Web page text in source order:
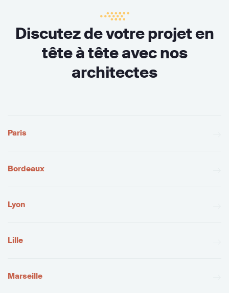
Discutez de votre projet en
tête à tête avec nos
architectes
Paris
Bordeaux
Lyon
Lille
Marseille